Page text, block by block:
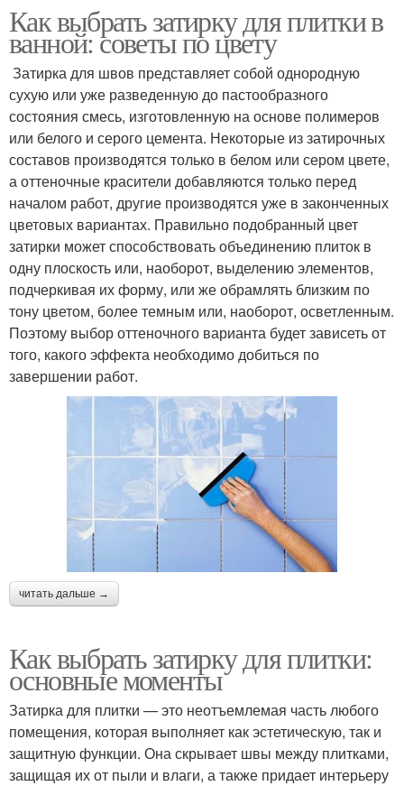
Как выбрать затирку для плитки в
ванной: советы по цвету
Затирка для швов представляет собой однородную
сухую или уже разведенную до пастообразного
состояния смесь, изготовленную на основе полимеров
или белого и серого цемента. Некоторые из затирочных
составов производятся только в белом или сером цвете,
а оттеночные красители добавляются только перед
началом работ, другие производятся уже в законченных
цветовых вариантах. Правильно подобранный цвет
затирки может способствовать объединению плиток в
одну плоскость или, наоборот, выделению элементов,
подчеркивая их форму, или же обрамлять близким по
тону цветом, более темным или, наоборот, осветленным.
Поэтому выбор оттеночного варианта будет зависеть от
того, какого эффекта необходимо добиться по
завершении работ.
читать дальше →
Как выбрать затирку для плитки:
основные моменты
Затирка для плитки — это неотъемлемая часть любого
помещения, которая выполняет как эстетическую, так и
защитную функции. Она скрывает швы между плитками,
защищая их от пыли и влаги, а также придает интерьеру